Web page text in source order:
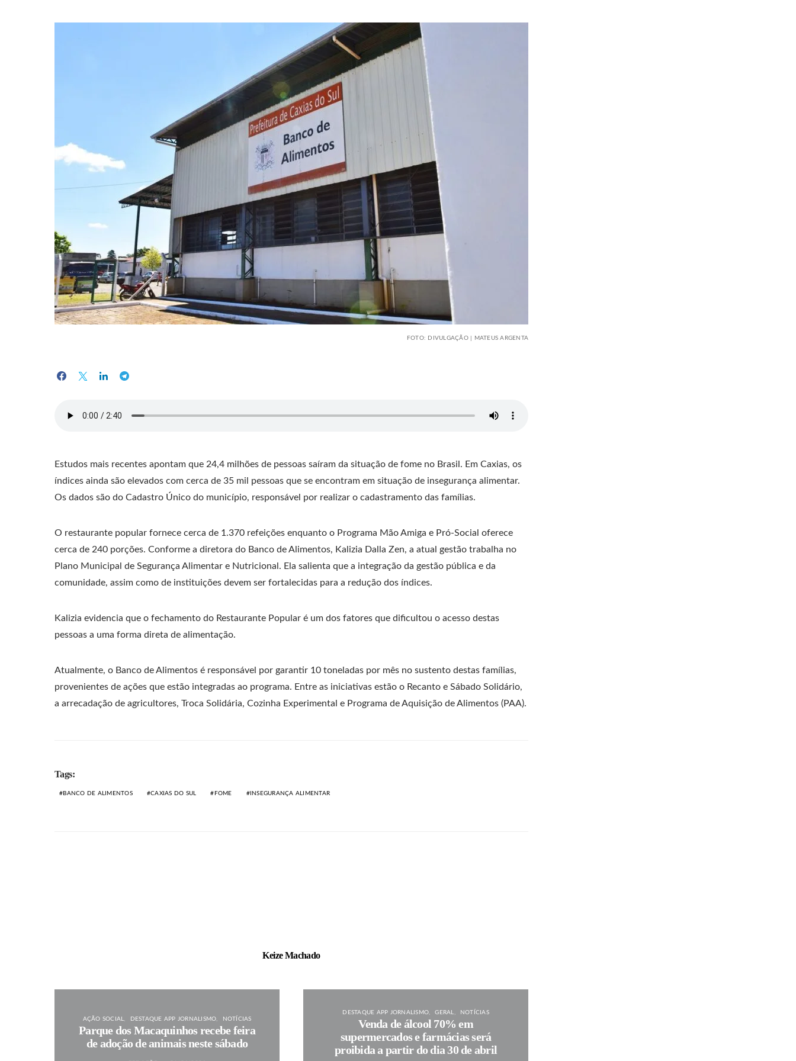
FOTO: DIVULGAÇÃO | MATEUS ARGENTA
Estudos mais recentes apontam que 24,4 milhões de pessoas saíram da situação de fome no Brasil. Em Caxias, os
índices ainda são elevados com cerca de 35 mil pessoas que se encontram em situação de insegurança alimentar.
Os dados são do Cadastro Único do município, responsável por realizar o cadastramento das famílias.
O restaurante popular fornece cerca de 1.370 refeições enquanto o Programa Mão Amiga e Pró-Social oferece
cerca de 240 porções. Conforme a diretora do Banco de Alimentos, Kalizia Dalla Zen, a atual gestão trabalha no
Plano Municipal de Segurança Alimentar e Nutricional. Ela salienta que a integração da gestão pública e da
comunidade, assim como de instituições devem ser fortalecidas para a redução dos índices.
Kalizia evidencia que o fechamento do Restaurante Popular é um dos fatores que dificultou o acesso destas
pessoas a uma forma direta de alimentação.
Atualmente, o Banco de Alimentos é responsável por garantir 10 toneladas por mês no sustento destas famílias,
provenientes de ações que estão integradas ao programa. Entre as iniciativas estão o Recanto e Sábado Solidário,
a arrecadação de agricultores, Troca Solidária, Cozinha Experimental e Programa de Aquisição de Alimentos (PAA).
Tags:
BANCO DE ALIMENTOS CAXIAS DO SUL FOME INSEGURANÇA ALIMENTAR
Keize Machado
AÇÃO SOCIAL DESTAQUE APP JORNALISMO NOTÍCIAS
Parque dos Macaquinhos recebe feira
de adoção de animais neste sábado
DESTAQUE APP JORNALISMO GERAL NOTÍCIAS
Venda de álcool 70% em
supermercados e farmácias será
proibida a partir do dia 30 de abril